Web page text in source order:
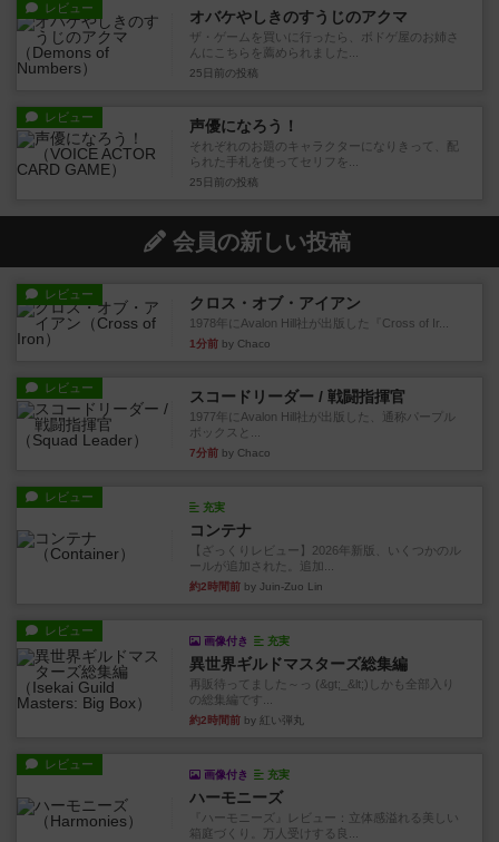
レビュー オバケやしきのすうじのアクマ
ザ・ゲームを買いに行ったら、ボドゲ屋のお姉さ
んにこちらを薦められました...
25日前 の投稿
レビュー 声優になろう！
それぞれのお題のキャラクターになりきって、配
られた手札を使ってセリフを...
25日前 の投稿
会員の新しい投稿
レビュー クロス・オブ・アイアン
1978年にAvalon Hill社が出版した『Cross of Ir...
1分前 by Chaco
レビュー スコードリーダー / 戦闘指揮官
1977年にAvalon Hill社が出版した、通称パープル
ボックスと...
7分前 by Chaco
レビュー
充実
コンテナ
【ざっくりレビュー】2026年新版、いくつかのル
ールが追加された。追加...
約2時間前 by Juin-Zuo Lin
レビュー
画像付き 充実
異世界ギルドマスターズ総集編
再販待ってました～っ (&gt;_&lt;)しかも全部入り
の総集編です...
約2時間前 by 紅い弾丸
レビュー
画像付き 充実
ハーモニーズ
『ハーモニーズ』レビュー：立体感溢れる美しい
箱庭づくり。万人受けする良...